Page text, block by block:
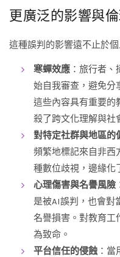
更廣泛的影響與
這種誤判的影響遠不止於
寒蟬效應 ：旅行者
始自我審查，避免分
這些內容具有重要的
殺了跨文化理解與社
對特定社群與地區的
頻繁地標記來自非西
種數位歧視，邊緣化
心理傷害與名譽風險
是被AI誤判，也會對
名譽損害。對教育工
為致命。
平台信任的侵蝕 ：